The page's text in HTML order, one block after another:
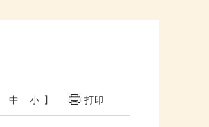
中 小 】 打印